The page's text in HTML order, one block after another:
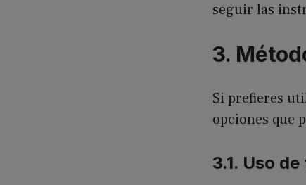
seguir las
3.
Si prefieres
opciones que
3.1. Uso